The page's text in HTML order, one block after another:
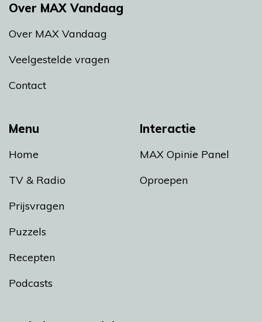
Menu
Home
TV & Radio
Prijsvragen
Puzzels
Recepten
Podcasts
Interactie
MAX Opinie Panel
Oproepen
Over MAX Vandaag
Over MAX Vandaag
Veelgestelde vragen
Contact